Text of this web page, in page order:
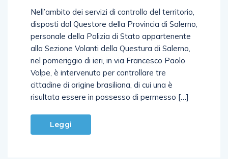
Nell’ambito dei servizi di controllo del territorio,
disposti dal Questore della Provincia di Salerno,
personale della Polizia di Stato appartenente
alla Sezione Volanti della Questura di Salerno,
nel pomeriggio di ieri, in via Francesco Paolo
Volpe, è intervenuto per controllare tre
cittadine di origine brasiliana, di cui una è
risultata essere in possesso di permesso […]
Leggi